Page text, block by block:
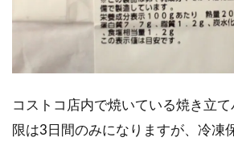
コストコ店内で焼いている焼き立
限は3日間のみになりますが、冷凍